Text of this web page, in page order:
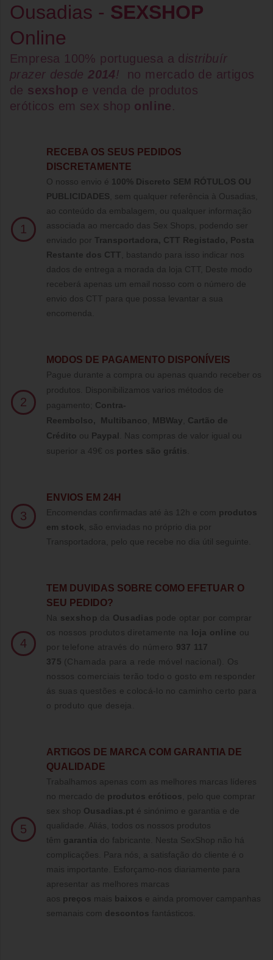
Ousadias - SEXSHOP
Online
Empresa 100% portuguesa a d istribuír
prazer desde2014!
no mercado de artigos
de sexshop e venda de produtos
eróticos em sex shop online.
1
RECEBA OS SEUS PEDIDOS
DISCRETAMENTE
O nosso envio é 100% Discreto SEM RÓTULOS OU
PUBLICIDADES , sem qualquer referência à Ousadias,
ao conteúdo da embalagem, ou qualquer informação
associada ao mercado das Sex Shops, podendo ser
enviado por Transportadora, CTT Registado, Posta
Restante dos CTT , bastando para isso indicar nos
dados de entrega a morada da loja CTT, Deste modo
receberá apenas um email nosso com o número de
envio dos CTT para que possa levantar a sua
encomenda.
2
MODOS DE PAGAMENTO DISPONÍVEIS
Pague durante a compra ou apenas quando receber os
produtos. Disponibilizamos varios métodos de
pagamento; Contra-
Reembolso, Multibanco MBWay
Cartão de
Crédito ou Paypal
Nas compras de valor igual ou
superior a 49€ os portes são grátis
3
ENVIOS EM 24H
Encomendas confirmadas até às 12h e com produtos
em stock , são enviadas no próprio dia por
Transportadora, pelo que recebe no dia útil seguinte.
4
TE M DUVIDAS SOBRE COMO EFETUAR O
SEU PEDIDO?
Na sexshop da Ousadias pode optar por comprar
os nossos produtos diretamente na loja online ou
por telefone através do número 937 117
375 (Chamada para a rede móvel nacional)
. Os
nossos comerciais terão todo o gosto em responder
ás suas questões e colocá-lo no caminho certo para
o produto que deseja.
5
ARTIGOS DE MARCA COM GARANTIA DE
QUALIDADE
Trabalhamos apenas com as melhores marcas líderes
no mercado de produtos eróticos , pelo que comprar
sex shop Ousadias.pt é sinónimo e garantia e de
qualidade. Aliás, todos os nossos produtos
têm garantia do fabricante. Nesta SexShop não há
complicações. Para nós, a satisfação do cliente é o
mais importante. Esforçamo-nos diariamente para
apresentar as melhores marcas
aos preços mais baixos e ainda promover campanhas
semanais com descontos fantásticos.